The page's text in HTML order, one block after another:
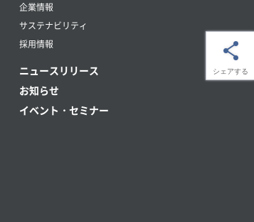
シェアする
企業情報
サステナビリティ
採用情報
ニュースリリース
お知らせ
イベント・セミナー